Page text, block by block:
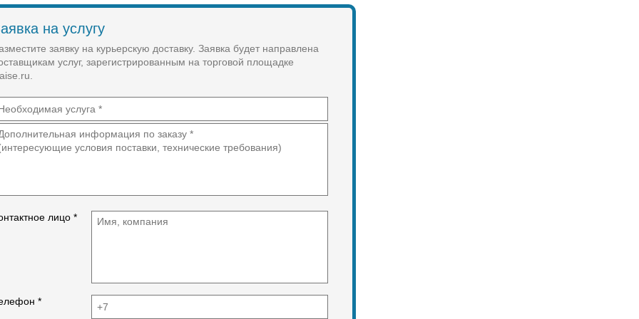
"Пермь⇄Чайковский⇄Нефтекамск",
"Ижевск⇄Чайковский⇄Нефтекамск";
Срок доставки грузов по указанным маршрутам всего
за 1 сутки.
на услугу
заявку на курьерскую доставку. Заявка будет направлена
услуг, зарегистрированным на торговой площадке
лицо *
*